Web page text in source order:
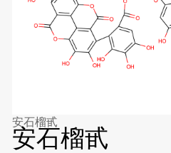
安石榴甙
安石榴甙